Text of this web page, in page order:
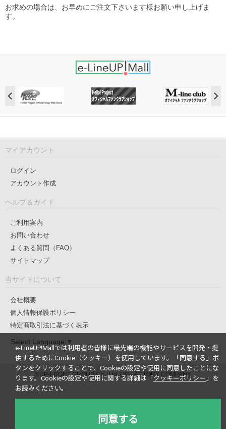
お求めの場合は、お早めにご注文下さいます様お願い申し上げま
す。
マイアカウント
ログイン
アカウント作成
ヘルプ＆ガイド
ご利用案内
お問い合わせ
よくある質問（FAQ）
サイトマップ
当サイトについて
会社概要
個人情報保護ポリシー
特定商取引法に基づく表示
Select Language ▼
©UP-FRONT GROUP Co., Ltd. DC-FACTORY COMPANY
e-LineUP!Mallでは利用者の皆様に最先端の機能やサービスを開発・提
供するためにCookie（クッキー）を使用しています。
「同意する」ボ
タンをクリックすることで、Cookieの設定や使用に同意したことにな
ります。Cookieの設定や使用に関する詳細は「 クッキーポリシー 」を
お読みください。
同意する